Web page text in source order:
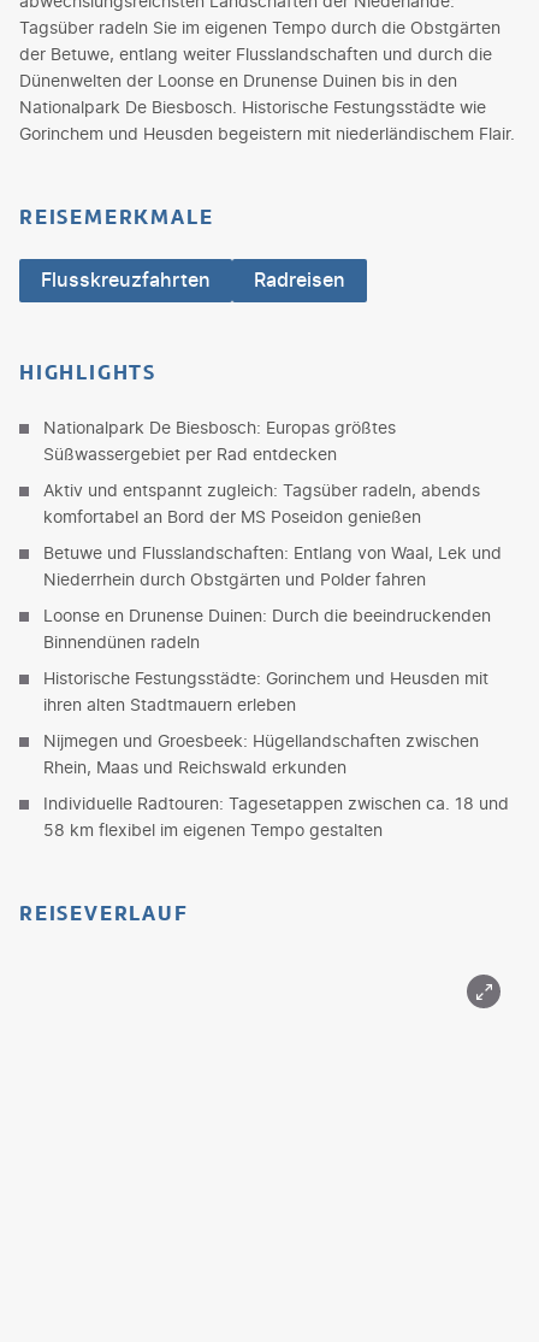
Tagsüber radeln Sie im eigenen Tempo durch die Obstgärten
der Betuwe, entlang weiter Flusslandschaften und durch die
Dünenwelten der Loonse en Drunense Duinen bis in den
Nationalpark De Biesbosch. Historische Festungsstädte wie
Gorinchem und Heusden begeistern mit niederländischem Flair.
REISEMERKMALE
Flusskreuzfahrten Radreisen
HIGHLIGHTS
Nationalpark De Biesbosch: Europas größtes
Süßwassergebiet per Rad entdecken
Aktiv und entspannt zugleich: Tagsüber radeln, abends
komfortabel an Bord der MS Poseidon genießen
Betuwe und Flusslandschaften: Entlang von Waal, Lek und
Niederrhein durch Obstgärten und Polder fahren
Loonse en Drunense Duinen: Durch die beeindruckenden
Binnendünen radeln
Historische Festungsstädte: Gorinchem und Heusden mit
ihren alten Stadtmauern erleben
Nijmegen und Groesbeek: Hügellandschaften zwischen
Rhein, Maas und Reichswald erkunden
Individuelle Radtouren: Tagesetappen zwischen ca. 18 und
58 km flexibel im eigenen Tempo gestalten
REISEVERLAUF